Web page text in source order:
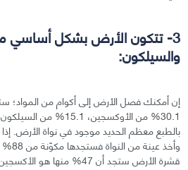
3- تتكون الأرض بشكل أساسي
والسيلكون:
بالطبع معظم الحديد موجود في نواة الأرض.
وأخذ
قشرة الأرض ستجد أن 47% منها هو الأكسجين.